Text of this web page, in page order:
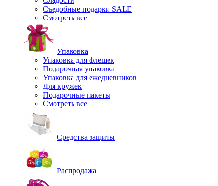
Съедобные подарки SALE
Смотреть все
Упаковка
Упаковка для флешек
Подарочная упаковка
Упаковка для ежедневников
Для кружек
Подарочные пакеты
Смотреть все
Средства защиты
Распродажа